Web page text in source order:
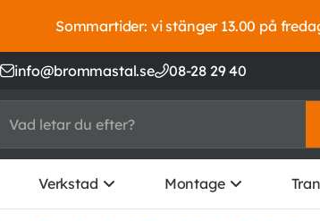
Sommartider: vi stänger 13.00 på
info@brommastal.se 08-28 29 40
Verkstad Montage